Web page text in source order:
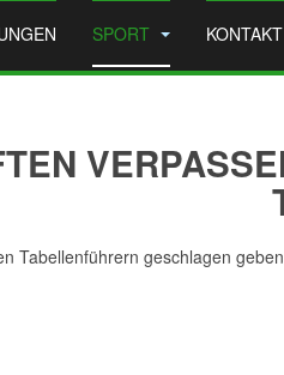
SPORT KONTAKT
Tabellenführern geschlagen